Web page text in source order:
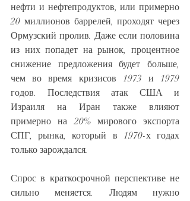
нефти и нефтепродуктов, или примерно
20 миллионов баррелей, проходят через
Ормузский пролив. Даже если половина
из них попадет на рынок, процентное
снижение предложения будет больше,
чем во время кризисов 1973 и 1979
годов. Последствия атак США и
Израиля на Иран также влияют
примерно на 20% мирового экспорта
СПГ, рынка, который в 1970-х годах
только зарождался.
Спрос в краткосрочной перспективе не
сильно меняется. Людям нужно